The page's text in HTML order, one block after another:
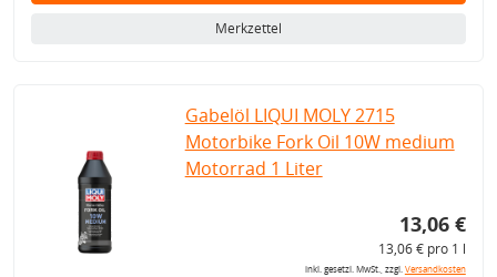
Merkzettel
Gabelöl LIQUI MOLY 2715
Motorbike Fork Oil 10W medium
Motorrad 1 Liter
13,06 €
13,06 € pro 1 l
inkl. gesetzl. MwSt., zzgl.Versandkosten